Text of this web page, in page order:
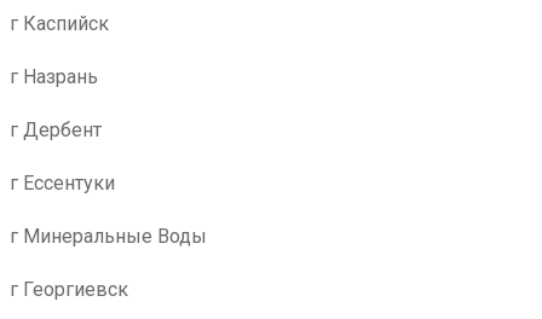
г Каспийск
г Назрань
г Дербент
г Ессентуки
г Минеральные Воды
г Георгиевск